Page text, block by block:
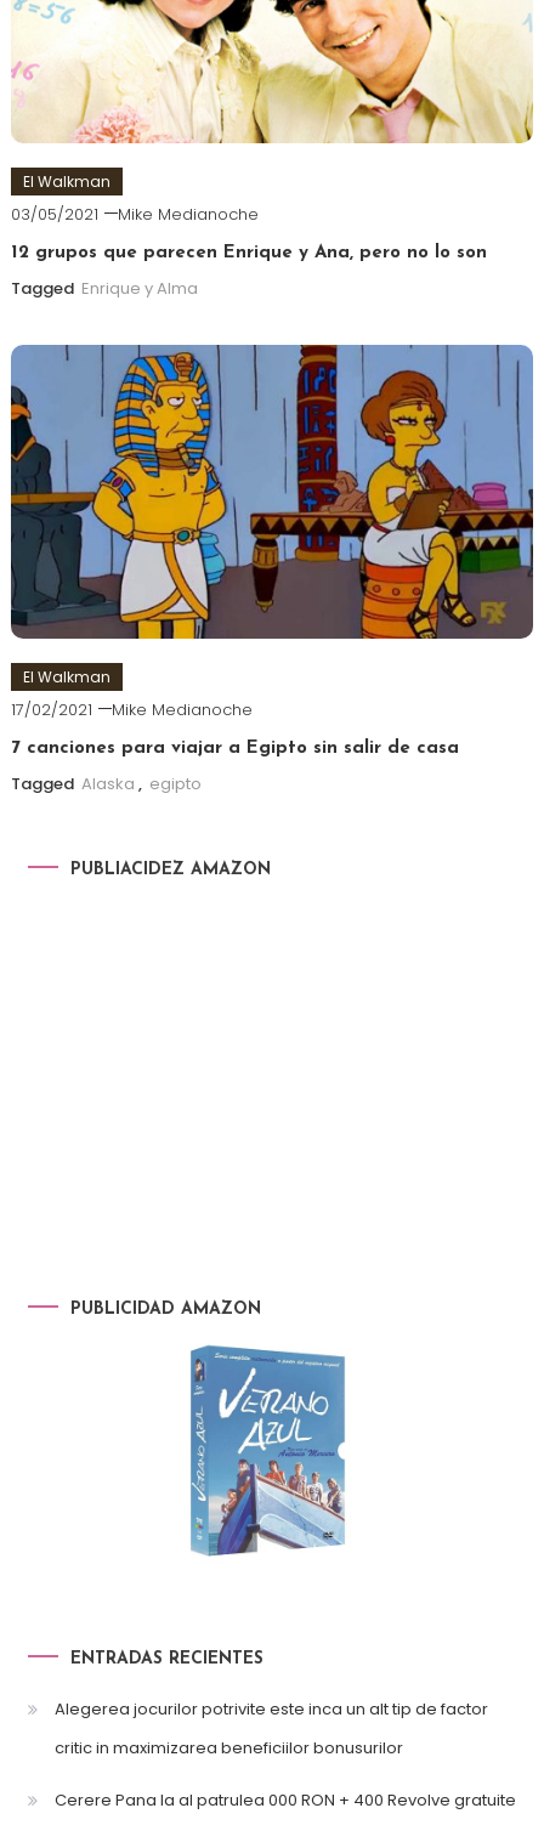
El Walkman
03/05/2021 Mike Medianoche
12 grupos que parecen Enrique y Ana, pero no lo son
Tagged Enrique y Alma
El Walkman
17/02/2021 Mike Medianoche
7 canciones para viajar a Egipto sin salir de casa
Tagged Alaska , egipto
PUBLIACIDEZ AMAZON
PUBLICIDAD AMAZON
ENTRADAS RECIENTES
Alegerea jocurilor potrivite este inca un alt tip de factor
critic in maximizarea beneficiilor bonusurilor
Cerere Pana la al patrulea 000 RON + 400 Revolve gratuite